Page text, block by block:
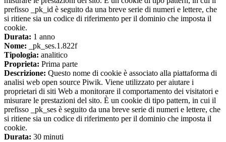
prefisso _pk_id è seguito da una breve serie di numeri e lettere, che
si ritiene sia un codice di riferimento per il dominio che imposta il
cookie.
Durata: 1 anno
Nome: _pk_ses.1.822f
Tipologia: analitico
Proprieta: Prima parte
Descrizione: Questo nome di cookie è associato alla piattaforma di
analisi web open source Piwik. Viene utilizzato per aiutare i
proprietari di siti Web a monitorare il comportamento dei visitatori e
misurare le prestazioni del sito. È un cookie di tipo pattern, in cui il
prefisso _pk_ses è seguito da una breve serie di numeri e lettere, che
si ritiene sia un codice di riferimento per il dominio che imposta il
cookie.
Durata: 30 minuti